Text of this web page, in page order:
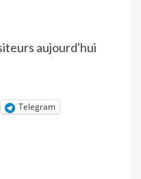
aujourd'hui
Telegram